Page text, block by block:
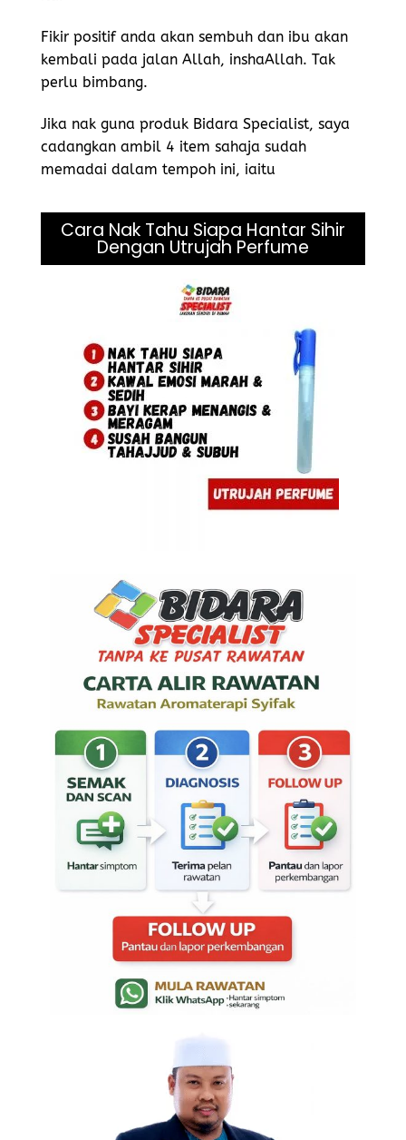
Fikir positif anda akan sembuh dan ibu akan
kembali pada jalan Allah, inshaAllah. Tak
perlu bimbang.
Jika nak guna produk Bidara Specialist, saya
cadangkan ambil 4 item sahaja sudah
memadai dalam tempoh ini, iaitu
Cara Nak Tahu Siapa Hantar Sihir
Dengan Utrujah Perfume